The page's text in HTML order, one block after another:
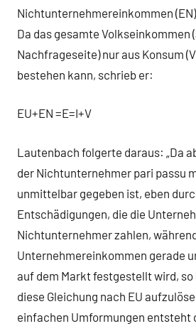
Nichtunternehmereinkommen
Da das gesamte Volkseinkommen
Nachfrageseite) nur aus Konsum
bestehen kann, schrieb er:
EU+EN =E=I+V
Lautenbach folgerte daraus: „Da
der Nichtunternehmer pari passu
unmittelbar gegeben ist, eben
Entschädigungen, die die
Nichtunternehmer zahlen,
Unternehmereinkommen gerade
auf dem Markt festgestellt wird, so
diese Gleichung nach EU
einfachen Umformungen entsteht